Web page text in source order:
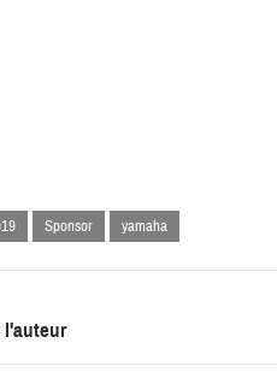
Sponsor yamaha
l'auteur